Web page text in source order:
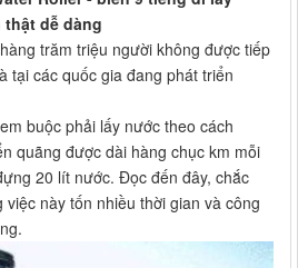
dễ dàng
trăm triệu người không được tiếp
tại các quốc gia đang phát triển
buộc phải lấy nước theo cách
quãng được dài hàng chục km mỗi
20 lít nước. Đọc đến đây, chắc
này tốn nhiều thời gian và công